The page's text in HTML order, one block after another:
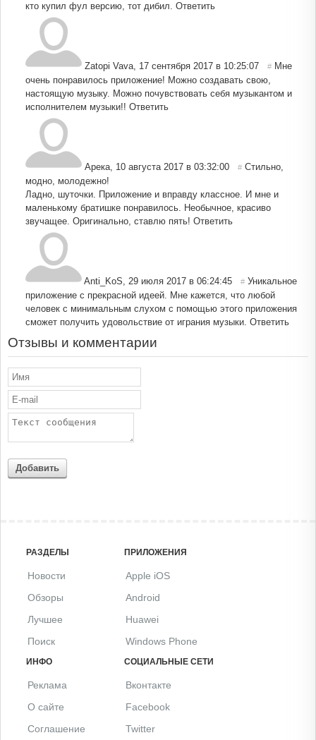
кто купил фул версию, тот дибил. Ответить
Zatopi Vava, 17 сентября 2017 в 10:25:07 # Мне
очень понравилось приложение! Можно создавать свою,
настоящую музыку. Можно почувствовать себя музыкантом и
исполнителем музыки!! Ответить
Арека, 10 августа 2017 в 03:32:00 # Стильно,
модно, молодежно!
Ладно, шуточки. Приложение и вправду классное. И мне и
маленькому братишке понравилось. Необычное, красиво
звучащее. Оригинально, ставлю пять! Ответить
Anti_KoS, 29 июля 2017 в 06:24:45 # Уникальное
приложение с прекрасной идеей. Мне кажется, что любой
человек с минимальным слухом с помощью этого приложения
сможет получить удовольствие от играния музыки. Ответить
Отзывы и комментарии
Добавить
РАЗДЕЛЫ
Новости
Обзоры
Лучшее
Поиск
ПРИЛОЖЕНИЯ
Apple iOS
Android
Huawei
Windows Phone
ИНФО
Реклама
О сайте
Соглашение
СОЦИАЛЬНЫЕ СЕТИ
Вконтакте
Facebook
Twitter